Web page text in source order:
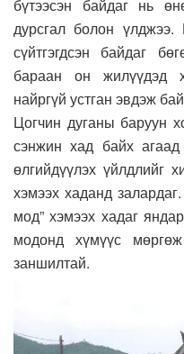
бүтээсэн байдаг нь
дурсгал болон үлджээ.
сүйтгэгдсэн байдаг
бараан он жилүүдэд
найргүй устган эвдэж
Цогчин дуганы баруун
сэнжин хад байх
өлгийдүүлэх үйлдлийг
хэмээх хаданд
мод” хэмээх хадаг
модонд хүмүүс
заншилтай.